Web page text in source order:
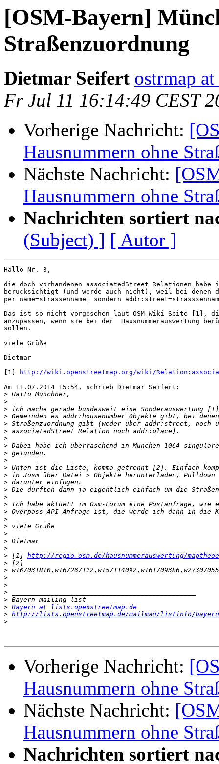
[OSM-Bayern]
Straßenzuordnung
Dietmar Seifert ostrmap
Fr Jul 11 16:14:49 CEST
Vorherige Nachricht:
Hausnummern ohne
Nächste Nachricht:
Hausnummern ohne
Nachrichten sortiert
(Subject) ] [ Autor ]
Hallo Nr. 3,
die doch vorhandenen associatedStreet Relationen habe
berücksichtigt (und werde auch nicht), weil bei denen
per name=strassenname, sondern
Das ist so nicht vorgesehen laut OSM-Wiki Seite [1],
anzupassen, wenn sie bei der  Hausnummerauswertung
sollen.
viele Grüße
Dietmar
[1]
http://wiki.openstreetmap.org/wiki/
Am 11.07.2014 15:54, schrieb Dietmar Seifert:
>
>
>
>
>
>
>
>
>
>
>
>
>
>
>
>
>
>
>
>
>
>
> [1] http://regio-osm.de/hausnummerauswertung/
>
>
>
>
>
>
> Bayern at lists.openstreetmap.de
> http://lists.openstreetmap.de/mailman/listinfo/bayern
>
Vorherige Nachricht:
Hausnummern ohne
Nächste Nachricht:
Hausnummern ohne
Nachrichten sortiert